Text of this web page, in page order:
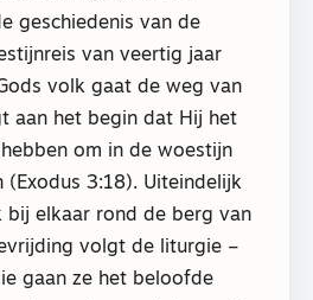
geschiedenis van de
van veertig jaar
volk gaat de weg van
aan het begin dat Hij het
om in de woestijn
(Exodus 3:18). Uiteindelijk
elkaar rond de berg van
volgt de liturgie –
gaan ze het beloofde